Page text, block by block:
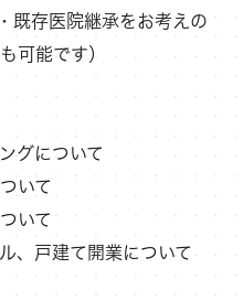
医院継承をお考えの
可能です）
グについて
いて
いて
、戸建て開業について